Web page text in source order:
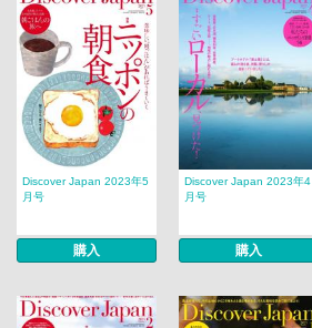
Discover Japan 2023年5
月号
購入
Discover Japan 2023年4
月号
購入